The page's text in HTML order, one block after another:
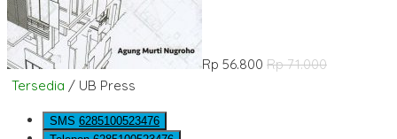
Rp 56.800 Rp 71.000
Tersedia / UB Press
SMS 6285100523476